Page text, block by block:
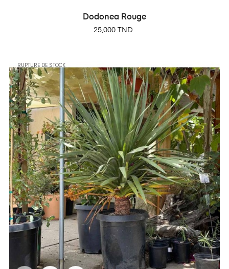
Dodonea Rouge
Prix
25,000 TND
RUPTURE DE STOCK